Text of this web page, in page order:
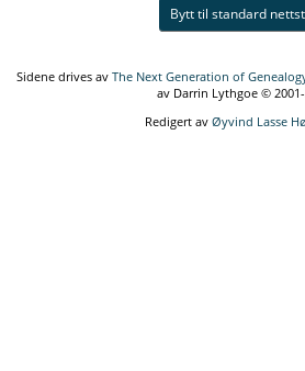
Bytt til standard
Sidene drives av The Next Generation of
av Darrin Lythgoe ©
Redigert av Øyvind Lasse